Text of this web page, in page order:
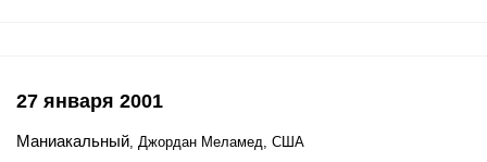
27 января 2001
Маниакальный, Джордан Меламед, США